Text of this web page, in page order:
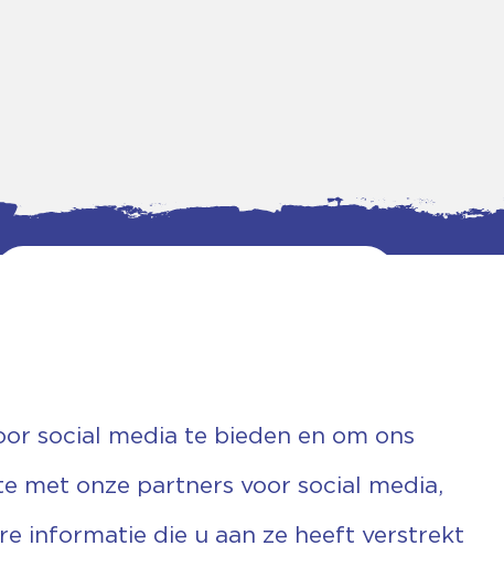
social media te bieden en om ons
met onze partners voor social media,
informatie die u aan ze heeft verstrekt